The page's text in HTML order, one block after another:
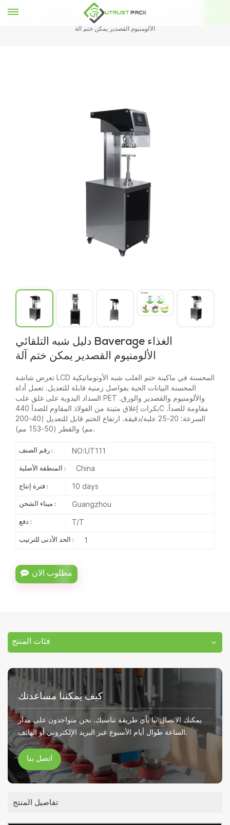
آلة ختم العلب شبه الأوتوماتيكية
الألومنيوم القصدير يمكن ختم آلة
دليل شبه التلقائي Baverage الغذاء
الألومنيوم القصدير يمكن ختم آلة
تعرض شاشة LCD المحسنة في ماكينة ختم العلب شبه الأوتوماتيكية
المحسنة البيانات الحية بفواصل زمنية قابلة للتعديل. تعمل أداة
السداد اليدوية على غلق علب PET والألومنيوم والقصدير والورق.
بكرات إغلاق متينة من الفولاذ المقاوم للصدأ 440C مقاومة للصدأ.
السرعة: 20-25 علبة/دقيقة. ارتفاع الختم قابل للتعديل (40-200
مم) والقطر (50-153 مم).
رقم الصنف : NO:UT111
المنطقة الأصلية : China
فترة إنتاج : 10 days
ميناء الشحن : Guangzhou
دفع : T/T
الحد الأدنى للترتيب : 1
مطلوب الان
فئات المنتج
كيف يمكننا مساعدتك
يمكنك الاتصال بنا بأي طريقة تناسبك. نحن متواجدون على مدار
الساعة طوال أيام الأسبوع عبر البريد الإلكتروني أو الهاتف.
اتصل بنا
تفاصيل المنتج